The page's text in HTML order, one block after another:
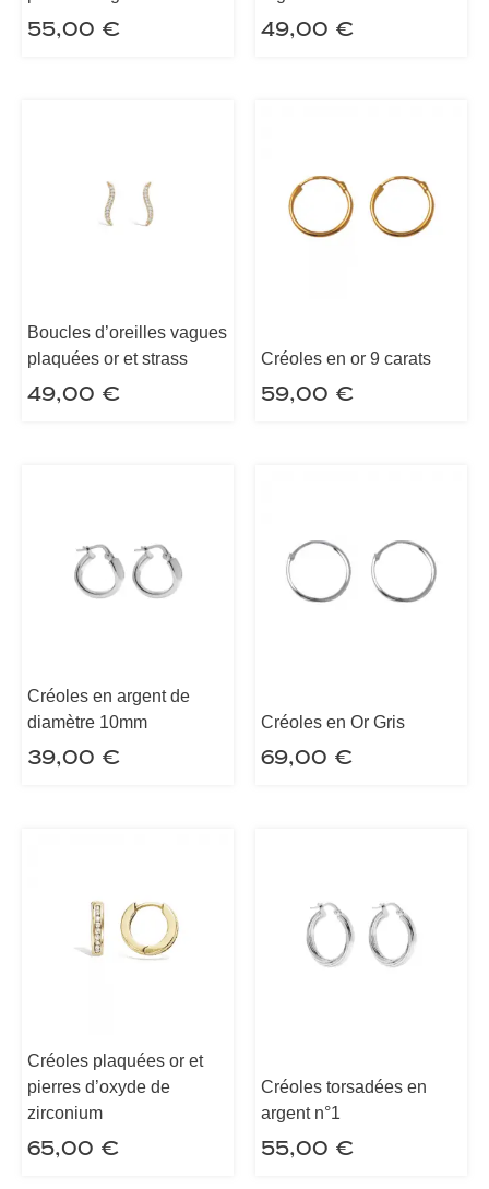
55,00 € 49,00 €
Boucles d’oreilles vagues
plaquées or et strass
49,00 €
Créoles en or 9 carats
59,00 €
Créoles en argent de
diamètre 10mm
39,00 €
Créoles en Or Gris
69,00 €
Créoles plaquées or et
pierres d’oxyde de
zirconium
65,00 €
Créoles torsadées en
argent n°1
55,00 €